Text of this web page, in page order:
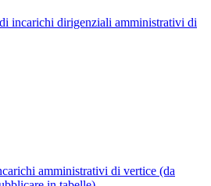
incarichi dirigenziali amministrativi di
amministrativi di vertice (da